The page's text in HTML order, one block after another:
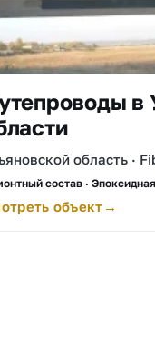
в
область ·
состав ·
объект